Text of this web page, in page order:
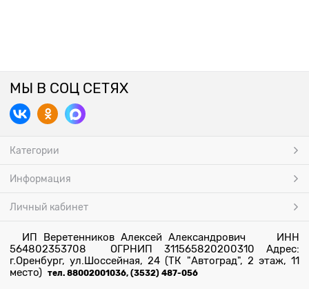
МЫ В СОЦ СЕТЯХ
Категории
Информация
Личный кабинет
ИП Веретенников Алексей Александрович ИНН
564802353708 ОГРНИП 311565820200310 Адрес:
г.Оренбург, ул.Шоссейная, 24 (ТК "Автоград", 2 этаж, 11
место) тел. 88002001036, (3532) 487-056